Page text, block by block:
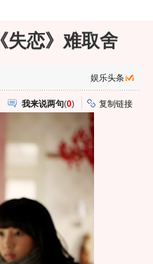
失恋》难取舍
娱乐头条
我来说两句(0) 复制链接